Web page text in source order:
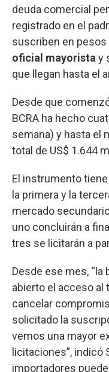
deuda comercial
registrado en el
suscriben en pesos
oficial mayorista y
que llegan hasta el
Desde que
BCRA ha hecho
semana) y hasta el
total de US$ 1.644
El instrumento
la primera y la
mercado
uno concluirán a
tres se licitarán a
Desde ese mes, “la
abierto el acceso al
cancelar
solicitado la
vemos una mayor
licitaciones”, indicó
importadores